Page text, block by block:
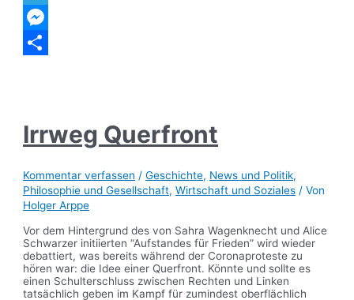
Telegram
Messenger
Irrweg Querfront
Kommentar verfassen /Geschichte, News und Politik,
Philosophie und Gesellschaft,Wirtschaft und Soziales / Von
Holger Arppe
Vor dem Hintergrund des von Sahra Wagenknecht und Alice
Schwarzer initiierten “Aufstandes für Frieden” wird wieder
debattiert, was bereits während der Coronaproteste zu
hören war: die Idee einer Querfront. Könnte und sollte es
einen Schulterschluss zwischen Rechten und Linken
tatsächlich geben im Kampf für zumindest oberflächlich